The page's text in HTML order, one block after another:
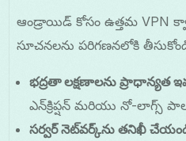
ఆండ్రాయిడ్ కోసం ఉత్తమ VPN
సూచనలను పరిగణనలోకి
భద్రతా లక్షణాలను ప్రాధాన్యత
ఎన్‌క్రిప్షన్ మరియు నో-లాగ్స్
సర్వర్ నెట్‌వర్క్‌ను తనిఖీ